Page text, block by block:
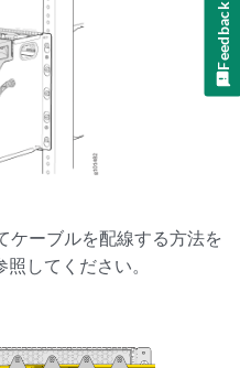
ケーブルを配線する方法を
照してください。
Feedback